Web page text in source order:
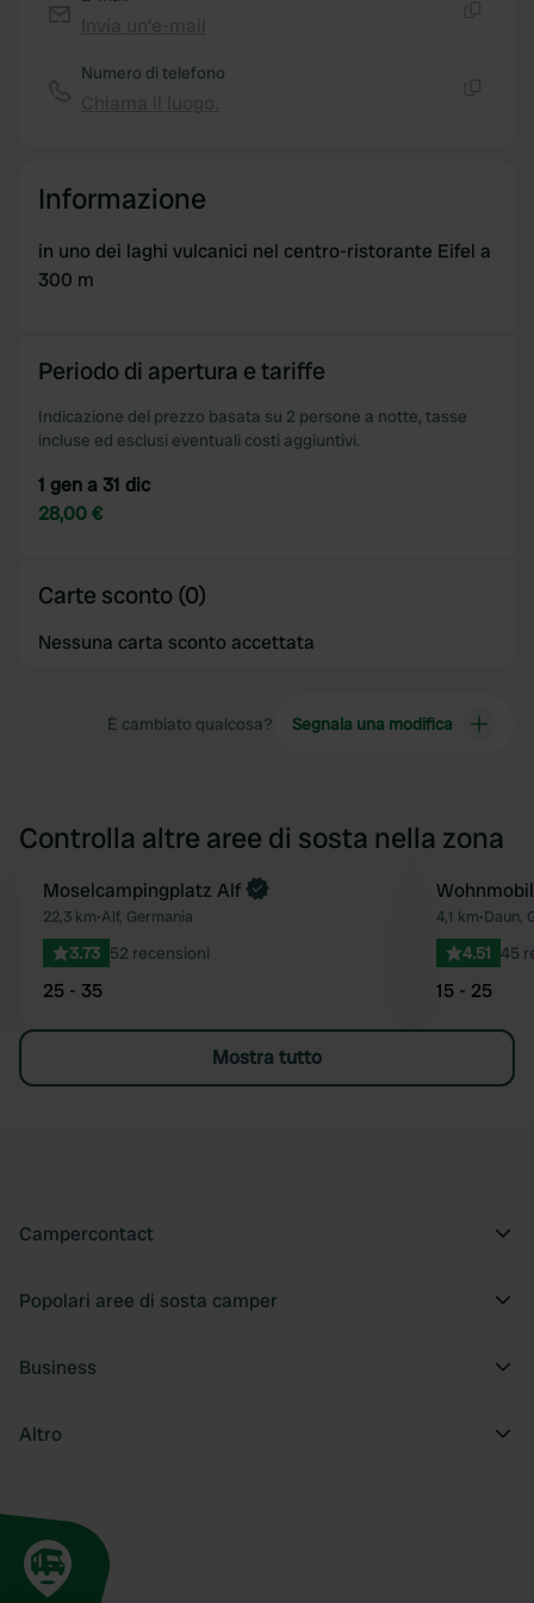
We use cookies to personalise content and ads, to
We also share information about your use of our site with
Numero di telefono
Informazione
in uno dei laghi vulcanici nel centro-ristorante Eifel a
300 m
Periodo di apertura e tariffe
Indicazione del prezzo basata su 2 persone a notte, tasse
incluse ed esclusi eventuali costi aggiuntivi.
1 gen a 31 dic
28,00 €
Carte sconto (0)
Nessuna carta sconto accettata
È cambiato qualcosa? Segnala una modifica
Controlla altre aree di sosta nella zona
Preferito
Moselcampingplatz Alf
22,3 km•Alf, Germania
3.73 52 recensioni
25 - 35
4,1 km•Daun,
4.51 45
15 - 25
Mostra tutto
Campercontact
Popolari aree di sosta camper
Business
Altro